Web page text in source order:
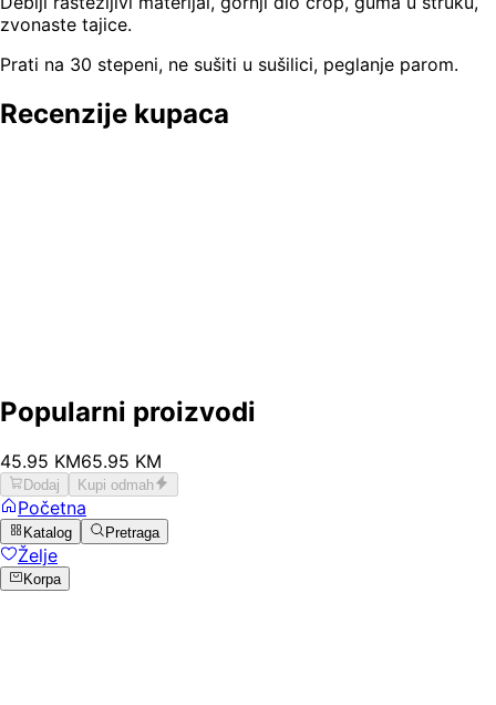
zvonaste tajice.
Prati na 30 stepeni, ne sušiti u sušilici, peglanje parom.
Recenzije kupaca
Popularni proizvodi
45.95 KM65.95 KM
Dodaj Kupi odmah
Početna
Katalog Pretraga
Želje
Korpa